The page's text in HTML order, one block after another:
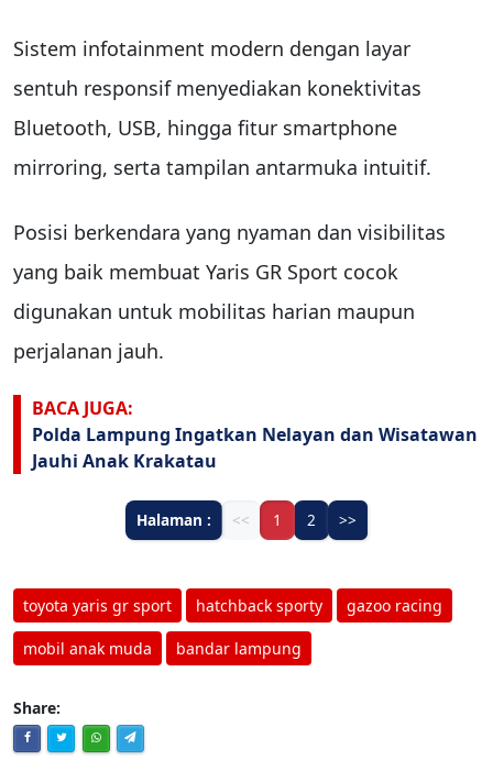
Sistem infotainment modern dengan layar
sentuh responsif menyediakan konektivitas
Bluetooth, USB, hingga fitur smartphone
mirroring, serta tampilan antarmuka intuitif.
Posisi berkendara yang nyaman dan visibilitas
yang baik membuat Yaris GR Sport cocok
digunakan untuk mobilitas harian maupun
perjalanan jauh.
BACA JUGA:
Polda Lampung Ingatkan Nelayan dan Wisatawan
Jauhi Anak Krakatau
Halaman : << 1 2 >>
toyota yaris gr sport hatchback sporty gazoo racing
mobil anak muda bandar lampung
Share: